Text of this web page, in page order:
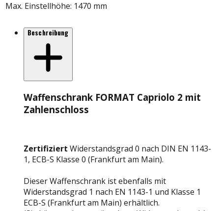
Max. Einstellhöhe: 1470 mm
Beschreibung
Waffenschrank FORMAT Capriolo 2 mit
Zahlenschloss
Zertifiziert Widerstandsgrad 0 nach DIN EN 1143-
1, ECB-S Klasse 0 (Frankfurt am Main).
Dieser Waffenschrank ist ebenfalls mit
Widerstandsgrad 1 nach EN 1143-1 und Klasse 1
ECB-S (Frankfurt am Main) erhältlich.